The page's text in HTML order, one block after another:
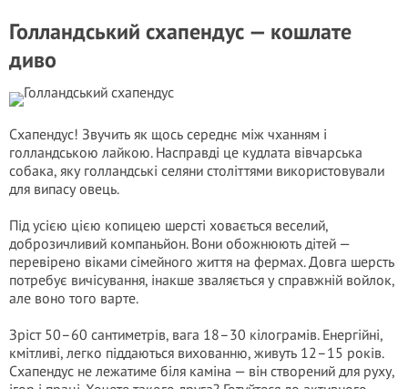
Голландський схапендус — кошлате
диво
Схапендус! Звучить як щось середнє між чханням і
голландською лайкою. Насправді це кудлата вівчарська
собака, яку голландські селяни століттями використовували
для випасу овець.
Під усією цією копицею шерсті ховається веселий,
доброзичливий компаньйон. Вони обожнюють дітей —
перевірено віками сімейного життя на фермах. Довга шерсть
потребує вичісування, інакше зваляється у справжній войлок,
але воно того варте.
Зріст 50–60 сантиметрів, вага 18–30 кілограмів. Енергійні,
кмітливі, легко піддаються вихованню, живуть 12–15 років.
Схапендус не лежатиме біля каміна — він створений для руху,